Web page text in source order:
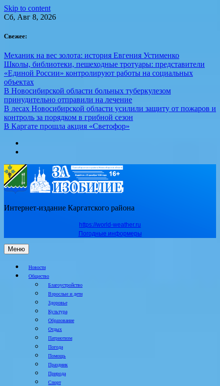
Skip to content
Сб, Авг 8, 2026
Свежее:
Механик на вес золота: история Евгения Устименко
Школы, библиотеки, пешеходные тротуары: представители
«Единой России» контролируют работы на социальных
объектах
В Новосибирской области больных туберкулезом
принудительно отправили на лечение
В лесах Новосибирской области усилили защиту от пожаров и
контроль за порядком в грибной сезон
В Каргате прошла акция «Светофор»
Интернет-издание Каргатского района
https://world-weather.ru
Погодные информеры
Меню
Новости
Общество
Благоустройство
Взрослые и дети
Здоровье
Культура
Образование
Отдых
Патриотизм
Погода
Помощь
Праздник
Природа
Спорт